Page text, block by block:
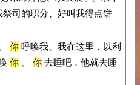
司的职分、好叫我得点饼
你呼唤我、我在这里．以利
你、 你去睡吧．他就去睡